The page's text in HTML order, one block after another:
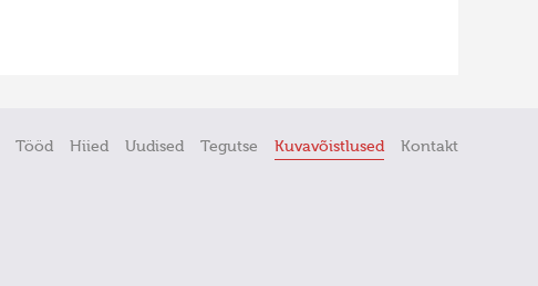
Tööd Hiied Uudised Tegutse Kuvavõistlused Kontakt